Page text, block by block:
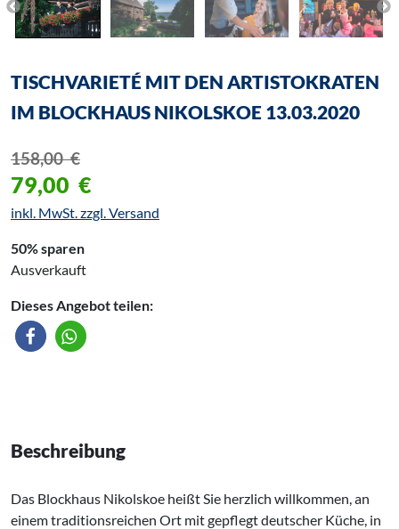
TISCHVARIETÉ MIT DEN ARTISTOKRATEN
IM BLOCKHAUS NIKOLSKOE 13.03.2020
158,00€
79,00 €
inkl. MwSt. zzgl. Versand
50% sparen
Ausverkauft
Dieses Angebot teilen:
Beschreibung
Das Blockhaus Nikolskoe heißt Sie herzlich willkommen, an
einem traditionsreichen Ort mit gepflegt deutscher Küche, in